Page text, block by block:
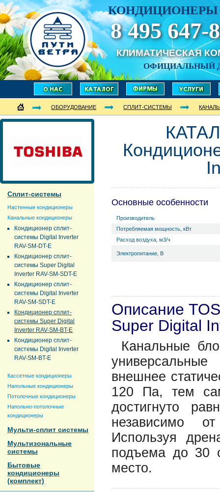
КОНДИЦИОНЕРЫ
8 495 647-
КЛИМАТИЧЕСКАЯ
ОФИЦИАЛЬНЫЙ
ОБОРУДОВАНИЕ СПЛИТ-СИСТЕМЫ
Сплит-системы
Настенные кондиционеры
Канальные кондиционеры
Кондиционер сплит-
системы Digital Inverter
RAV-SM-DT-E
Кондиционер сплит-
системы Super Digital
Inverter RAV-SM-SDT-E
Кондиционер сплит-
системы Digital Inverter
RAV-SM-SDT-E
Кондиционер сплит-
системы Super Digital
Inverter RAV-SM-BT-E
Кондиционер сплит-
системы Digital Inverter
RAV-SM-BT-E
Кассетные кондиционеры
Напольные кондиционеры
Потолочные кондиционеры
Напольно-потолочные
кондиционеры
Мульти-сплит системы
Мультизональные
системы
Бытовые
кондиционеры
(комплект)
Основные особенности
Производитель
Потребляемая мощность, кВт
Расход воздуха, м3/ч
Электропитание, В
Описание
Super Digital
Канальные
внешнее
120 Па, тем
достигнуто
независимо
Используя
подъема до 30
место.